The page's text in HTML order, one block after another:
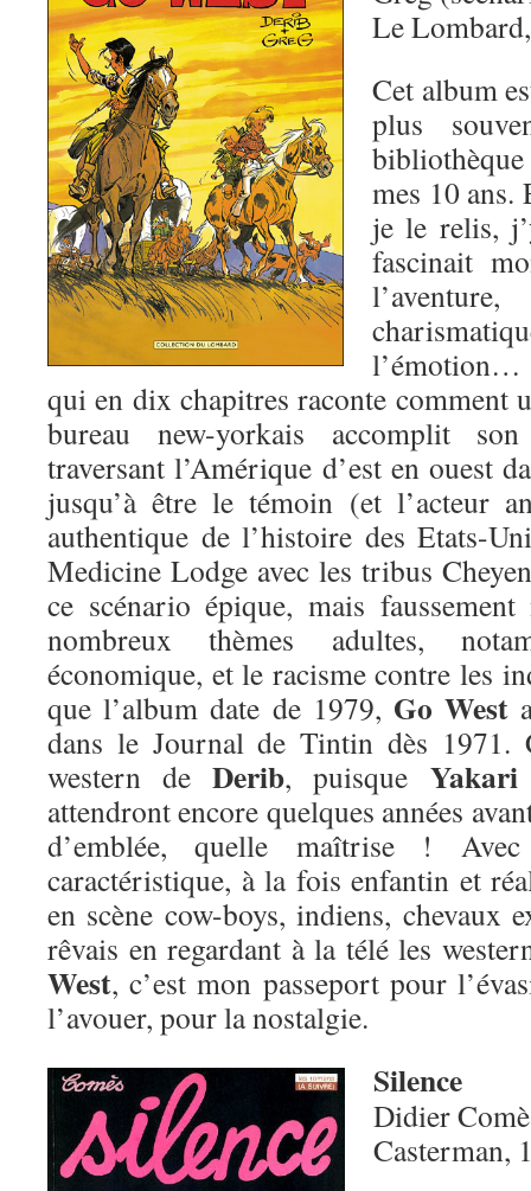
Le
Cet album
plus
mes 10 ans.
je le relis,
fascinait
l’émotion…
qui en dix chapitres raconte comment
bureau new-yorkais accomplit
traversant l’Amérique d’est en ouest
jusqu’à être le témoin (et l’acteur
authentique de l’histoire des Etats-
Medicine Lodge avec les tribus
ce scénario épique, mais
nombreux thèmes adultes,
économique, et le racisme contre les
que l’album date de 1979, Go West
dans le Journal de Tintin dès 1971.
western deDerib, puisque Yakari
attendront encore quelques années
d’emblée, quelle maîtrise !
caractéristique, à la fois enfantin et
en scène cow-boys, indiens, chevaux
rêvais en regardant à la télé les
West, c’est mon passeport pour
l’avouer, pour la nostalgie.
Silence
Didier
Casterman,